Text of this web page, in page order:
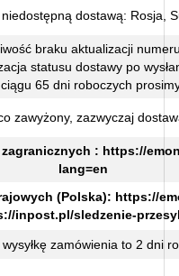
dostawą: Rosja,
braku aktualizacji
statusu dostawy po
65 dni roboczych
zawyżony, zazwyczaj
: https://
lang=en
(Polska): https://
inpost.pl/sledzenie-
zamówienia to 2 dni